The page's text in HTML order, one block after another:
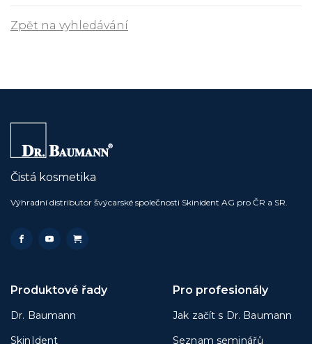
Zpět na vyhledávání
Čistá kosmetika
Výhradní distributor švýcarské společnosti Skinident AG pro ČR a SR.
Produktové řady
Dr. Baumann
SkinIdent
Pro profesionály
Jak začít s Dr. Baumann
Seznam seminářů